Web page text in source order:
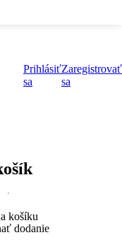
Prihlásiť
sa
Zaregistrovať
sa
cena košíku
košíku
dodanie